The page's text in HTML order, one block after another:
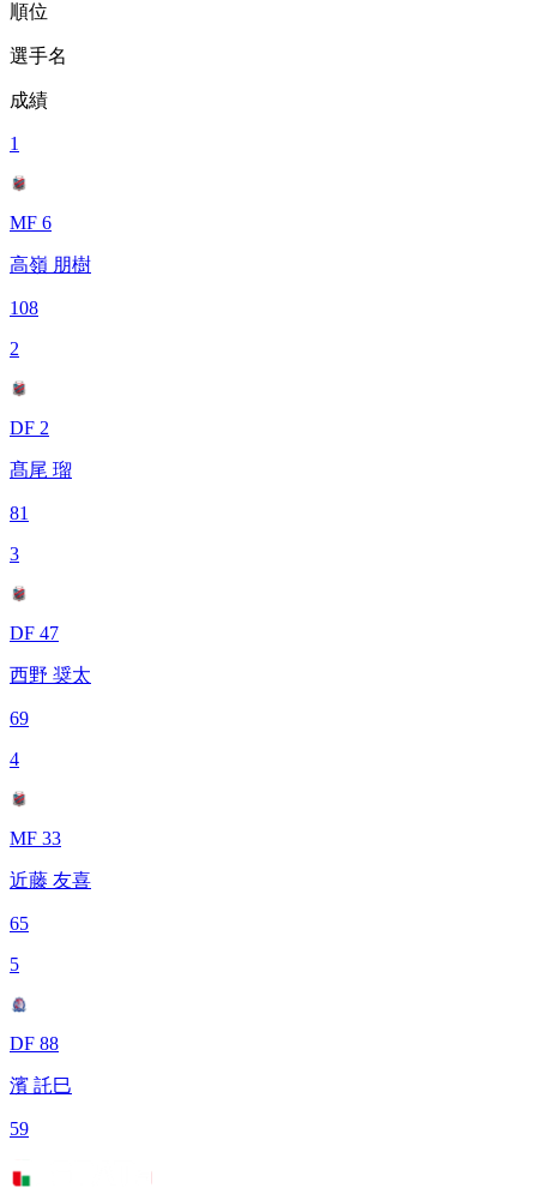
順位
選手名
成績
1
MF 6
高嶺 朋樹
108
2
DF 2
髙尾 瑠
81
3
DF 47
西野 奨太
69
4
MF 33
近藤 友喜
65
5
DF 88
濱 託巳
59